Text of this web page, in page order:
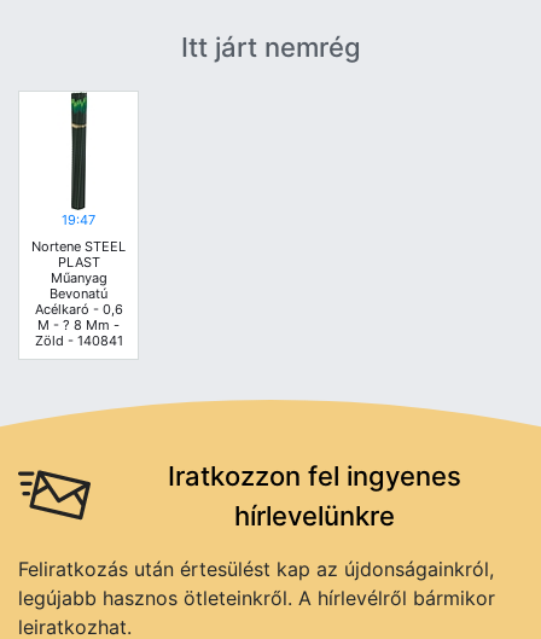
Itt járt nemrég
19:47
Nortene STEEL
PLAST
Műanyag
Bevonatú
Acélkaró - 0,6
M - ? 8 Mm -
Zöld - 140841
Iratkozzon fel ingyenes
hírlevelünkre
Feliratkozás után értesülést kap az újdonságainkról,
legújabb hasznos ötleteinkről. A hírlevélről bármikor
leiratkozhat.